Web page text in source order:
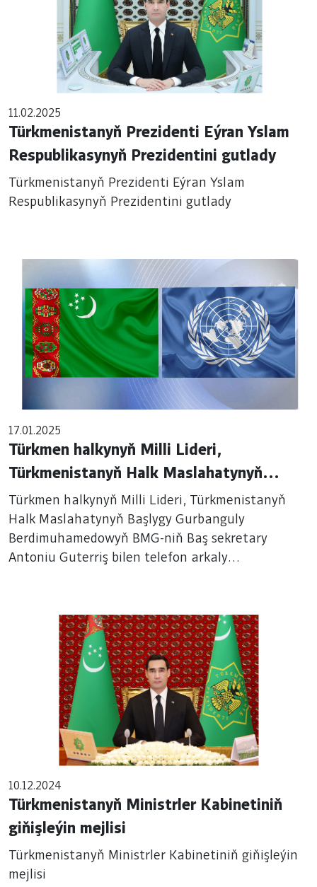
11.02.2025
Türkmenistanyň Prezidenti Eýran Yslam
Respublikasynyň Prezidentini gutlady
Türkmenistanyň Prezidenti Eýran Yslam
Respublikasynyň Prezidentini gutlady
17.01.2025
Türkmen halkynyň Milli Lideri,
Türkmenistanyň Halk Maslahatynyň
Başlygy Gurbanguly Berdimuhamedowyň
BMG-niň Baş sekretary Antoniu Guterriş
bilen telefon arkaly söhbetdeşligi
Türkmen halkynyň Milli Lideri, Türkmenistanyň
Halk Maslahatynyň Başlygy Gurbanguly
Berdimuhamedowyň BMG-niň Baş sekretary
Antoniu Guterriş bilen telefon arkaly
10.12.2024
Türkmenistanyň Ministrler Kabinetiniň
giňişleýin mejlisi
Türkmenistanyň Ministrler Kabinetiniň giňişleýin
mejlisi